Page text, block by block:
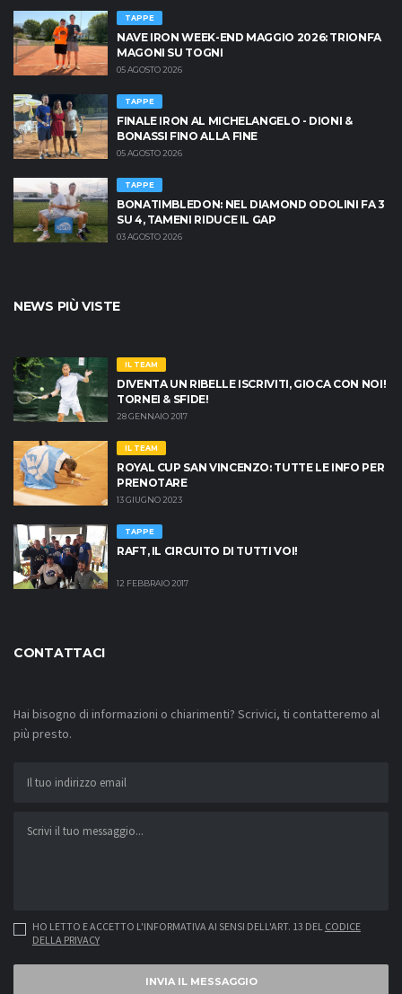
TAPPE
NAVE IRON WEEK-END MAGGIO 2026: TRIONFA
MAGONI SU TOGNI
05 AGOSTO 2026
TAPPE
FINALE IRON AL MICHELANGELO - DIONI &
BONASSI FINO ALLA FINE
05 AGOSTO 2026
TAPPE
BONATIMBLEDON: NEL DIAMOND ODOLINI FA 3
SU 4, TAMENI RIDUCE IL GAP
03 AGOSTO 2026
NEWS PIÙ VISTE
IL TEAM
DIVENTA UN RIBELLE ISCRIVITI, GIOCA CON NOI!
TORNEI & SFIDE!
28 GENNAIO 2017
IL TEAM
ROYAL CUP SAN VINCENZO: TUTTE LE INFO PER
PRENOTARE
13 GIUGNO 2023
TAPPE
RAFT, IL CIRCUITO DI TUTTI VOI!
12 FEBBRAIO 2017
CONTATTACI
Hai bisogno di informazioni o chiarimenti? Scrivici, ti contatteremo al
più presto.
HO LETTO E ACCETTO L'INFORMATIVA AI SENSI DELL'ART. 13 DEL CODICE
DELLA PRIVACY
INVIA IL MESSAGGIO